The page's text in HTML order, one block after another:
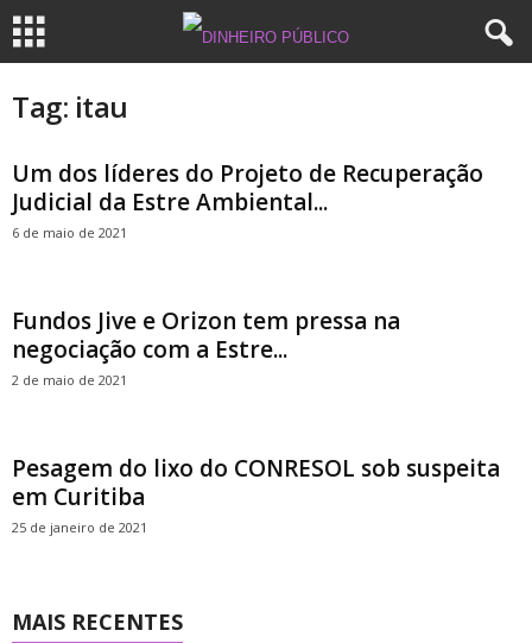
Tag: itau
Um dos líderes do Projeto de Recuperação
Judicial da Estre Ambiental...
6 de maio de 2021
Fundos Jive e Orizon tem pressa na
negociação com a Estre...
2 de maio de 2021
Pesagem do lixo do CONRESOL sob suspeita
em Curitiba
25 de janeiro de 2021
MAIS RECENTES